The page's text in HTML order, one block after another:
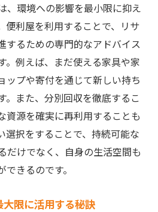
クルプロセスの透明性
管理の促進
る循環型社会の構築
リーなサービスの選び方
で得られる経済的なメリッ
られる追加収入
コスト削減術
果を見込むコツ
ランの比較方法
、環境への影響を最小限に抑え
便利屋を利用することで、リサ
するための専門的なアドバイス
。例えば、まだ使える家具や家
ップや寄付を通じて新しい持ち
。また、分別回収を徹底するこ
資源を確実に再利用することも
選択をすることで、持続可能な
だけでなく、自身の生活空間も
きるのです。
限に活用する秘訣